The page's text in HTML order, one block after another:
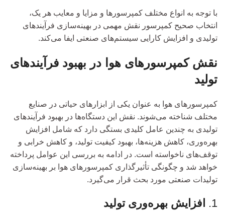
با توجه به انواع مختلف کمپرسورها و مزایا و معایب هر یک،
انتخاب صحیح کمپرسور نقش مهمی در بهینه‌سازی فرآیندهای
تولیدی و افزایش کارایی سیستم‌های صنعتی ایفا می‌کند.
نقش کمپرسورهای هوا در بهبود فرآیندهای
تولید
کمپرسورهای هوا به عنوان یکی از ابزارهای حیاتی در صنایع
مختلف شناخته می‌شوند. نقش این دستگاه‌ها در بهبود فرآیندهای
تولیدی به چندین عامل کلیدی بستگی دارد که شامل افزایش
بهره‌وری، کاهش هزینه‌ها، بهبود کیفیت تولید، و کاهش خرابی و
توقف‌های ناخواسته است. در ادامه به بررسی این عوامل پرداخته
خواهد شد و چگونگی تأثیرگذاری کمپرسورهای هوا بر بهینه‌سازی
تولیدات صنعتی مورد بحث قرار می‌گیرد.
1. افزایش بهره‌وری تولید